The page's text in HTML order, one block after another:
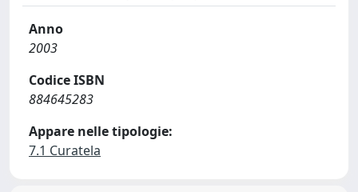
Anno
2003
Codice ISBN
884645283
Appare nelle tipologie:
7.1 Curatela